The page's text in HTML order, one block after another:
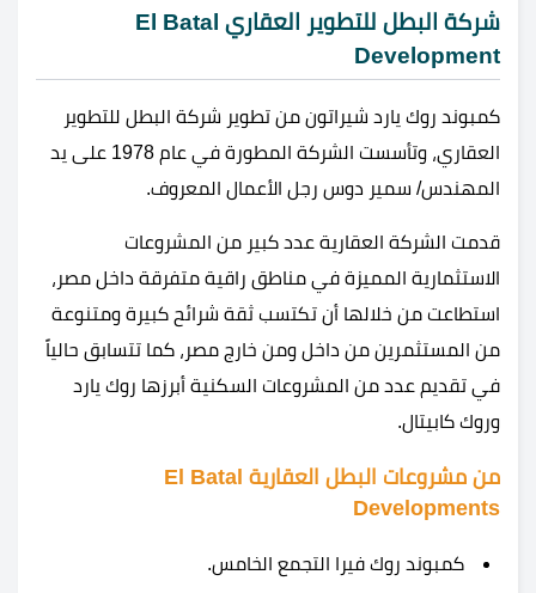
شركة البطل للتطوير العقاري El Batal
Development
كمبوند روك يارد شيراتون من تطوير شركة البطل للتطوير
العقاري، وتأسست الشركة المطورة في عام 1978 على يد
المهندس/ سمير دوس رجل الأعمال المعروف.
قدمت الشركة العقارية عدد كبير من المشروعات
الاستثمارية المميزة في مناطق راقية متفرقة داخل مصر،
استطاعت من خلالها أن تكتسب ثقة شرائح كبيرة ومتنوعة
من المستثمرين من داخل ومن خارج مصر، كما تتسابق حالياً
في تقديم عدد من المشروعات السكنية أبرزها روك يارد
وروك كابيتال.
من مشروعات البطل العقارية El Batal
Developments
كمبوند روك فيرا التجمع الخامس.